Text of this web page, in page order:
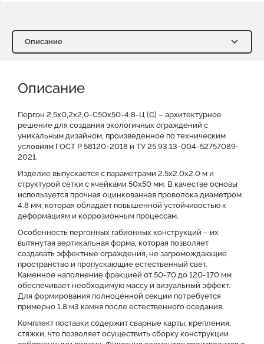
Описание
Доставка и оплата
Преимущества Оставить заявку на КП
Файлы для скачивания
Описание
Пергон 2,5х0,2х2,0-С50х50-4,8-Ц (С) – архитектурное
решение для создания экологичных ограждений с
уникальным дизайном, произведенное по техническим
условиям ГОСТ Р 58120-2018 и ТУ 25.93.13-004-52757089-
2021.
Изделие выпускается с параметрами 2.5x2.0x2.0 м и
структурой сетки с ячейками 50x50 мм. В качестве основы
используется прочная оцинкованная проволока диаметром
4.8 мм, которая обладает повышенной устойчивостью к
деформациям и коррозионным процессам.
Особенность пергонных габионных конструкций – их
вытянутая вертикальная форма, которая позволяет
создавать эффектные ограждения, не загромождающие
пространство и пропускающие естественный свет.
Каменное наполнение фракцией от 50-70 до 120-170 мм
обеспечивает необходимую массу и визуальный эффект.
Для формирования полноценной секции потребуется
примерно 1.8 м3 камня после естественного оседания.
Комплект поставки содержит сварные карты, крепления,
стяжки, что позволяет осуществить сборку конструкции